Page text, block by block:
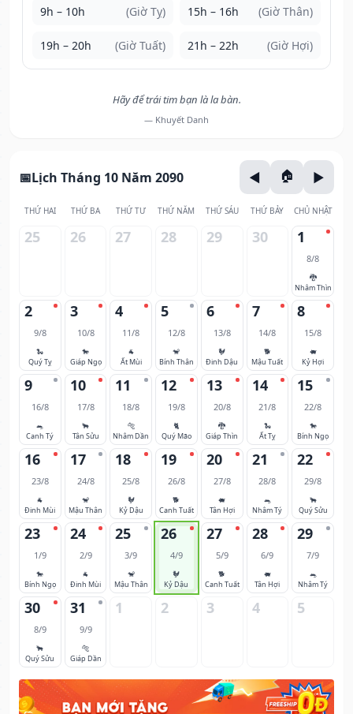
9h – 10h (Giờ Tỵ) 15h – 16h (Giờ Thân)
19h – 20h (Giờ Tuất) 21h – 22h (Giờ Hợi)
Hãy để trái tim bạn là la bàn.
— Khuyết Danh
Lịch Tháng 10 Năm 2090
THỨ HAI THỨ BA THỨ TƯ THỨ NĂM THỨ SÁU THỨ BẢY CHỦ NHẬT
25 26 27 28 29 30 1
8/8
🐉
Nhâm Thìn
2
9/8
🐍
Quý Tỵ
3
10/8
🐎
Giáp Ngọ
4
11/8
🐐
Ất Mùi
5
12/8
🐒
Bính Thân
6
13/8
🐓
Đinh Dậu
7
14/8
🐕
Mậu Tuất
8
15/8
🐖
Kỷ Hợi
9
16/8
🐀
Canh Tý
10
17/8
🐂
Tân Sửu
11
18/8
🐅
Nhâm Dần
12
19/8
🐈
Quý Mão
13
20/8
🐉
Giáp Thìn
14
21/8
🐍
Ất Tỵ
15
22/8
🐎
Bính Ngọ
16
23/8
🐐
Đinh Mùi
17
24/8
🐒
Mậu Thân
18
25/8
🐓
Kỷ Dậu
19
26/8
🐕
Canh Tuất
20
27/8
🐖
Tân Hợi
21
28/8
🐀
Nhâm Tý
22
29/8
🐂
Quý Sửu
23
1/9
🐎
Bính Ngọ
24
2/9
🐐
Đinh Mùi
25
3/9
🐒
Mậu Thân
26
4/9
🐓
Kỷ Dậu
27
5/9
🐕
Canh Tuất
28
6/9
🐖
Tân Hợi
29
7/9
🐀
Nhâm Tý
30
8/9
🐂
Quý Sửu
31
9/9
🐅
Giáp Dần
1 2 3 4 5